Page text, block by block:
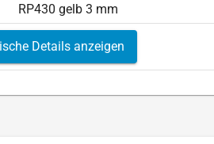
RP430 gelb 3 mm
Details anzeigen